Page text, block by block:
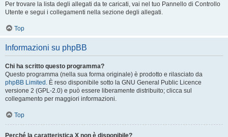
Per trovare la lista degli allegati da te caricati, vai nel tuo Pannello di Controllo
Utente e segui i collegamenti nella sezione degli allegati.
Top
Informazioni su phpBB
Chi ha scritto questo programma?
Questo programma (nella sua forma originale) è prodotto e rilasciato da
phpBB Limited . È reso disponibile sotto la GNU General Public Licence
versione 2 (GPL-2.0) e può essere liberamente distribuito; clicca sul
collegamento per maggiori informazioni.
Top
Perché la caratteristica X non è disponibile?